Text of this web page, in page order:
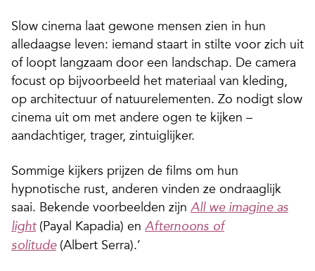
Slow cinema laat gewone mensen zien in hun
alledaagse leven: iemand staart in stilte voor zich uit
of loopt langzaam door een landschap. De camera
focust op bijvoorbeeld het materiaal van kleding,
op architectuur of natuurelementen. Zo nodigt slow
cinema uit om met andere ogen te kijken –
aandachtiger, trager, zintuiglijker.
Sommige kijkers prijzen de films om hun
hypnotische rust, anderen vinden ze ondraaglijk
saai. Bekende voorbeelden zijn All we imagine as
light (Payal Kapadia) en Afternoons of
solitude (Albert Serra).’